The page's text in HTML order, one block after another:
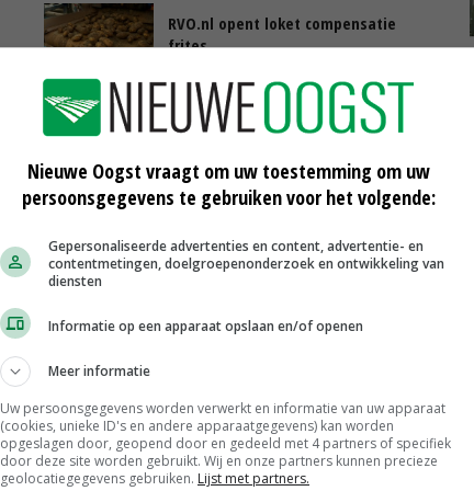
RVO.nl opent loket compensatie
frites
Compensatie fritesaardappelen tot
25.000 euro nu aanvragen
10 procent minder varkens en
kwartaal
Uitbetaalprijs Van Rooi Meat
Vleesvarkens
€ 1,25 € 0,10
ISN prijs Frankrijk
Nieuwe Oogst vraagt om uw toestemming om uw
persoonsgegevens te gebruiken voor het volgende:
Gepersonaliseerde advertenties en content, advertentie- en
contentmetingen, doelgroepenonderzoek en ontwikkeling van
diensten
Informatie op een apparaat opslaan en/of openen
Meer informatie
Uw persoonsgegevens worden verwerkt en informatie van uw apparaat
(cookies, unieke ID's en andere apparaatgegevens) kan worden
opgeslagen door, geopend door en gedeeld met 4 partners of specifiek
door deze site worden gebruikt. Wij en onze partners kunnen precieze
geolocatiegegevens gebruiken. Lijst met partners.